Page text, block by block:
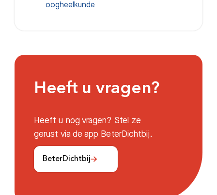
oogheelkunde
Heeft u vragen?
Heeft u nog vragen? Stel ze
gerust via de app BeterDichtbij.
BeterDichtbij